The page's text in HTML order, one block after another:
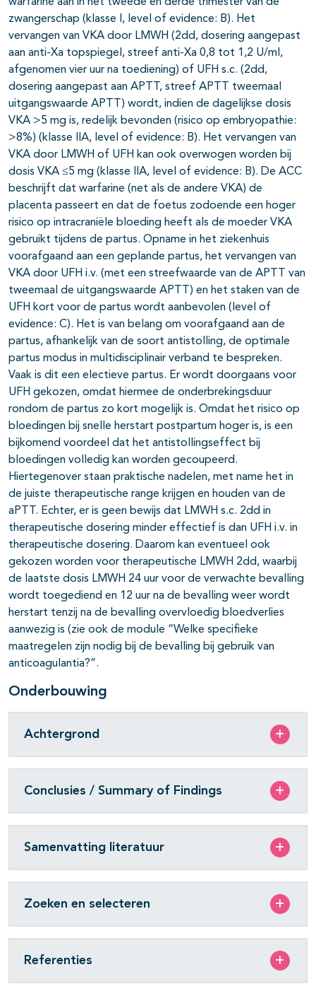
zwangerschap (klasse I, level of evidence: B). Het
vervangen van VKA door LMWH (2dd, dosering aangepast
aan anti-Xa topspiegel, streef anti-Xa 0,8 tot 1,2 U/ml,
afgenomen vier uur na toediening) of UFH s.c. (2dd,
dosering aangepast aan APTT, streef APTT tweemaal
uitgangswaarde APTT) wordt, indien de dagelijkse dosis
VKA >5 mg is, redelijk bevonden (risico op embryopathie:
>8%) (klasse IIA, level of evidence: B). Het vervangen van
VKA door LMWH of UFH kan ook overwogen worden bij
dosis VKA ≤5 mg (klasse IIA, level of evidence: B). De ACC
beschrijft dat warfarine (net als de andere VKA) de
placenta passeert en dat de foetus zodoende een hoger
risico op intracraniële bloeding heeft als de moeder VKA
gebruikt tijdens de partus. Opname in het ziekenhuis
voorafgaand aan een geplande partus, het vervangen van
VKA door UFH i.v. (met een streefwaarde van de APTT van
tweemaal de uitgangswaarde APTT) en het staken van de
UFH kort voor de partus wordt aanbevolen (level of
evidence: C). Het is van belang om voorafgaand aan de
partus, afhankelijk van de soort antistolling, de optimale
partus modus in multidisciplinair verband te bespreken.
Vaak is dit een electieve partus. Er wordt doorgaans voor
UFH gekozen, omdat hiermee de onderbrekingsduur
rondom de partus zo kort mogelijk is. Omdat het risico op
bloedingen bij snelle herstart postpartum hoger is, is een
bijkomend voordeel dat het antistollingseffect bij
bloedingen volledig kan worden gecoupeerd.
Hiertegenover staan praktische nadelen, met name het in
de juiste therapeutische range krijgen en houden van de
aPTT. Echter, er is geen bewijs dat LMWH s.c. 2dd in
therapeutische dosering minder effectief is dan UFH i.v. in
therapeutische dosering. Daarom kan eventueel ook
gekozen worden voor therapeutische LMWH 2dd, waarbij
de laatste dosis LMWH 24 uur voor de verwachte bevalling
wordt toegediend en 12 uur na de bevalling weer wordt
herstart tenzij na de bevalling overvloedig bloedverlies
aanwezig is (zie ook de module “Welke specifieke
maatregelen zijn nodig bij de bevalling bij gebruik van
anticoagulantia?”.
Onderbouwing
Achtergrond
Conclusies / Summary of Findings
Samenvatting literatuur
Zoeken en selecteren
Referenties